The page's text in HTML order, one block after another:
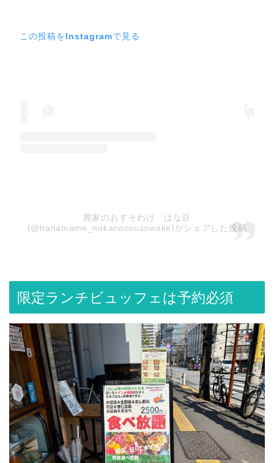
この投稿をInstagramで見る
農家のおすそわけ はな豆
(@hanamame_nokanoosusowake)がシェアした投稿
限定ランチビュッフェは予約必須